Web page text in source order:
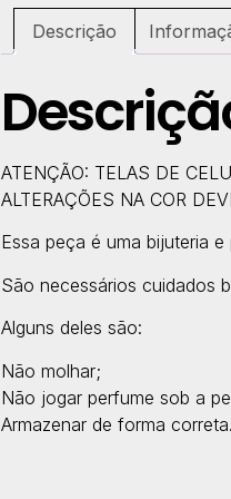
Descrição
ATENÇÃO: TELAS DE
ALTERAÇÕES NA COR
Essa peça é uma bijuteria
São necessários cuidados
Alguns deles são:
Não molhar;
Não jogar perfume sob a
Armazenar de forma correta.